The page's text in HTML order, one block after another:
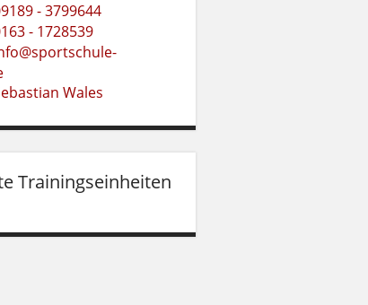
- 3799644
- 1728539
Wales
Trainingseinheiten